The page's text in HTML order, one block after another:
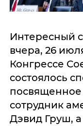
Интересный
вчера, 26
Конгрессе
состоялось
сотрудник
Дэвид Груш,